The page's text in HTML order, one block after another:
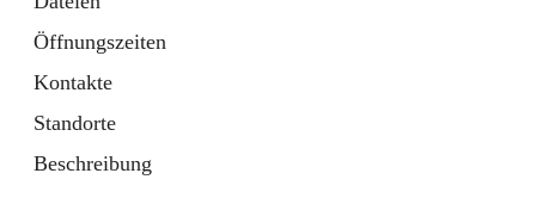
Öffnungszeiten
Kontakte
Standorte
Beschreibung